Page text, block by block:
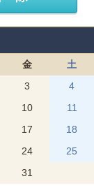
金
土
3
4
10
11
17
18
24
25
31